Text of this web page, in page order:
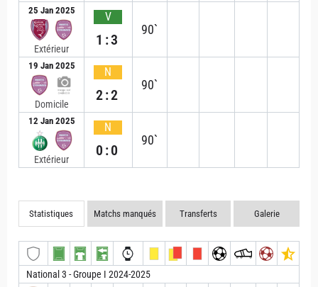
25 Jan 2025
Extérieur
V
1:3
90`
19 Jan 2025
Domicile
N
2:2
90`
12 Jan 2025
Extérieur
N
0:0
90`
Statistiques Matchs manqués Transferts Galerie
National 3 - Groupe I 2024-2025